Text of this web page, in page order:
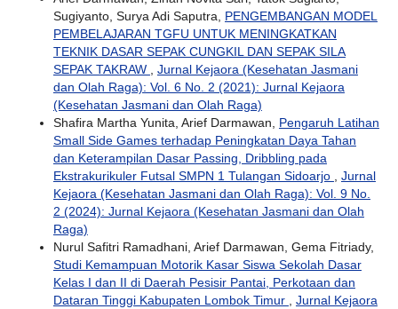
Sugiyanto, Surya Adi Saputra, PENGEMBANGAN MODEL
PEMBELAJARAN TGFU UNTUK MENINGKATKAN
TEKNIK DASAR SEPAK CUNGKIL DAN SEPAK SILA
SEPAK TAKRAW
Jurnal Kejaora (Kesehatan Jasmani
dan Olah Raga): Vol. 6 No. 2 (2021): Jurnal Kejaora
(Kesehatan Jasmani dan Olah Raga)
Shafira Martha Yunita, Arief Darmawan, Pengaruh Latihan
Small Side Games terhadap Peningkatan Daya Tahan
dan Keterampilan Dasar Passing, Dribbling pada
Ekstrakurikuler Futsal SMPN 1 Tulangan Sidoarjo
Jurnal
Kejaora (Kesehatan Jasmani dan Olah Raga): Vol. 9 No.
2 (2024): Jurnal Kejaora (Kesehatan Jasmani dan Olah
Raga)
Nurul Safitri Ramadhani, Arief Darmawan, Gema Fitriady,
Studi Kemampuan Motorik Kasar Siswa Sekolah Dasar
Kelas I dan II di Daerah Pesisir Pantai, Perkotaan dan
Dataran Tinggi Kabupaten Lombok Timur
Jurnal Kejaora